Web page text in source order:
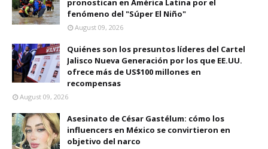
pronostican en América Latina por el
fenómeno del "Súper El Niño"
August 09, 2026
Quiénes son los presuntos líderes del Cartel
Jalisco Nueva Generación por los que EE.UU.
ofrece más de US$100 millones en
recompensas
August 09, 2026
Asesinato de César Gastélum: cómo los
influencers en México se convirtieron en
objetivo del narco